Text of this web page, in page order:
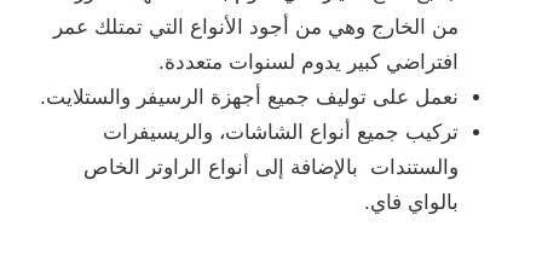
من الخارج وهي من أجود الأنواع التي تمتلك عمر
افتراضي كبير يدوم لسنوات متعددة.
نعمل على توليف جميع أجهزة الرسيفر والستلايت.
تركيب جميع أنواع الشاشات، والريسيفرات
والستندات بالإضافة إلى أنواع الراوتر الخاص
بالواي فاي.